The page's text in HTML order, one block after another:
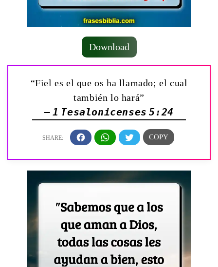
Download
“Fiel es el que os ha llamado; el cual
también lo hará”
— 1 Tesalonicenses 5:24